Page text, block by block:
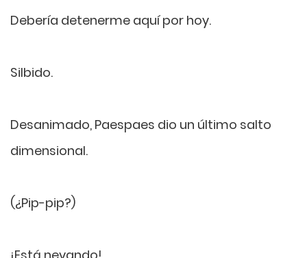
Debería detenerme aquí por hoy.
Silbido.
Desanimado, Paespaes dio un último salto
dimensional.
(¿Pip-pip?)